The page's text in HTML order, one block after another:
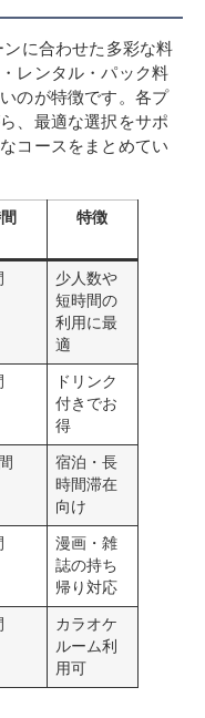
に合わせた多彩な料
レンタル・パック料
のが特徴です。各プ
、最適な選択をサポ
コースをまとめてい
特徴
少人数や
短時間の
利用に最
適
ドリンク
付きでお
得
宿泊・長
時間滞在
向け
漫画・雑
誌の持ち
帰り対応
カラオケ
ルーム利
用可